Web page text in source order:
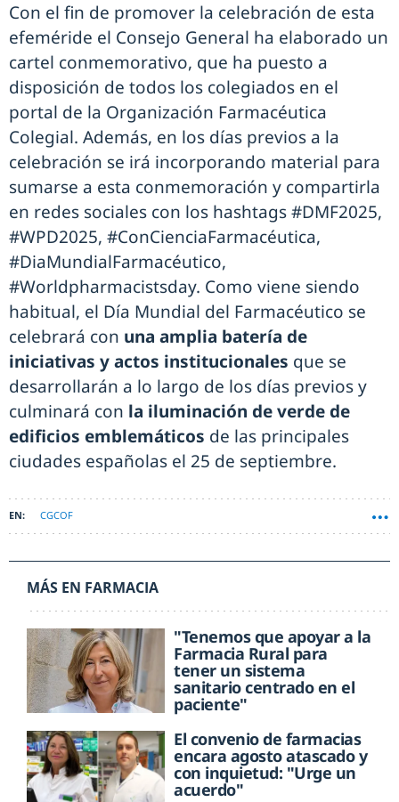
Con el fin de promover la celebración de esta
efeméride el Consejo General ha elaborado un
cartel conmemorativo, que ha puesto a
disposición de todos los colegiados en el
portal de la Organización Farmacéutica
Colegial. Además, en los días previos a la
celebración se irá incorporando material para
sumarse a esta conmemoración y compartirla
en redes sociales con los hashtags #DMF2025,
#WPD2025, #ConCienciaFarmacéutica,
#DiaMundialFarmacéutico,
#Worldpharmacistsday. Como viene siendo
habitual, el Día Mundial del Farmacéutico se
celebrará con una amplia batería de
iniciativas y actos institucionales que se
desarrollarán a lo largo de los días previos y
culminará con la iluminación de verde de
edificios emblemáticos de las principales
ciudades españolas el 25 de septiembre.
CGCOF
MÁS EN FARMACIA
"Tenemos que apoyar a la
Farmacia Rural para
tener un sistema
sanitario centrado en el
paciente"
El convenio de farmacias
encara agosto atascado y
con inquietud: "Urge un
acuerdo"